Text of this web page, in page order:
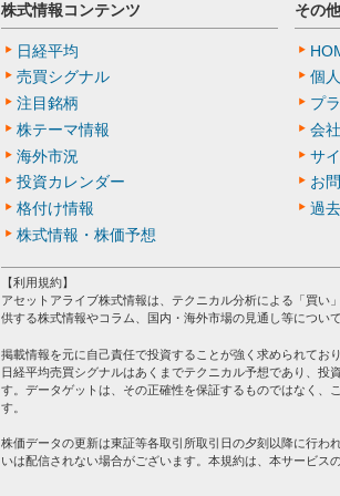
株式情報コンテンツ
日経平均
売買シグナル
注目銘柄
株テーマ情報
海外市況
投資カレンダー
格付け情報
株式情報・株価予想
その
個
プ
会
サ
お
過
【利用規約】
アセットアライブ株式情報は、テクニカル分析による「買
供する株式情報やコラム、国内・海外市場の見通し等につい
掲載情報を元に自己責任で投資することが強く求められてお
日経平均売買シグナルはあくまでテクニカル予想であり、
す。データゲットは、その正確性を保証するものではなく、
す。
株価データの更新は東証等各取引所取引日の夕刻以降に行わ
いは配信されない場合がございます。本規約は、本サービ